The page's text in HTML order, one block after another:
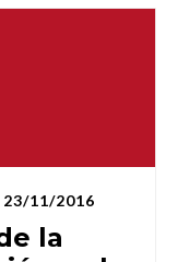
23/11/2016
la